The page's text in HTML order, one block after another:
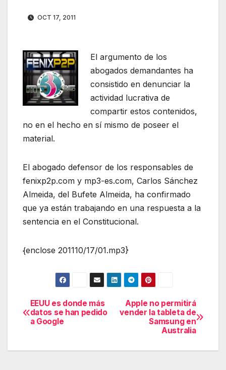
OCT 17, 2011
El argumento de los
abogados demandantes ha
consistido en denunciar la
actividad lucrativa de
compartir estos contenidos,
no en el hecho en sí mismo de poseer el
material.
El abogado defensor de los responsables de
fenixp2p.com y mp3-es.com, Carlos Sánchez
Almeida, del Bufete Almeida, ha confirmado
que ya están trabajando en una respuesta a la
sentencia en el Constitucional.
{enclose 201110/17/01.mp3}
Navegación
de
entradas
Apple no permitirá
vender la tableta de
Samsung en
Australia
EEUU es donde más
datos se han pedido
a Google